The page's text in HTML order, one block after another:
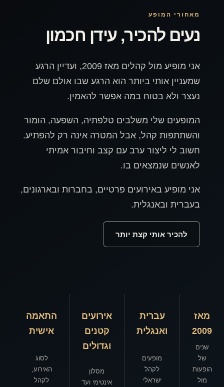
מאחורי המופע
נעים להכיר, עידן חכמון
אני מופיע מול קהלים מאז 2009, ועדיין הרגע
שמעניין אותי ביותר הוא הרגע שבו אולם שלם
נעצר ולא בטוח במה אפשר להאמין.
המופעים שלי משלבים טלפתיה, השפעה, הומור
והשתתפות קהל, אבל המטרה אינה רק להפתיע.
חשוב לי ליצור ערב עם קצב וחיבור אמיתי
לאנשים שנמצאים בו.
אני מופיע באירועים פרטיים, בחברות ובארגונים,
בעברית ובאנגלית.
להכיר אותי קצת יותר
מאז
2009
שנים
של
הופעות
מול
עברית
ואנגלית
מופעים
לקהל
ישראלי
אירועים
קטנים
וגדולים
מסלון
אינטימי ועד
התאמה
אישית
לסוג
האירוע,
לקהל